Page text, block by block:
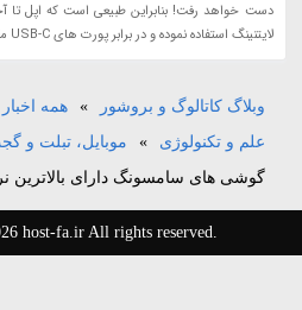
دست خواهد رفت! بنابراین طبیعی است که اپل تا
لایتنینگ استفاده نموده و در برابر پورت های USB-C مقاومت کند.
وبلاگ کاتالوگ و بروشور » همه
علم و تکنولوژی
» موبایل، تبلت و
گوشی های سامسونگ دارای بالاترین
host-fa.ir All rights reserved.